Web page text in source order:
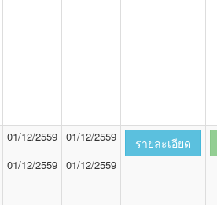
01/12/2559
-
01/12/2559
01/12/2559
-
01/12/2559
รายละเอียด